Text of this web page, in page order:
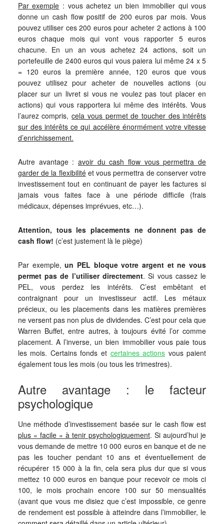
Par exemple : vous achetez un bien immobilier qui vous
donne un cash flow positif de 200 euros par mois. Vous
pouvez utiliser ces 200 euros pour acheter 2 actions à 100
euros chaque mois qui vont vous rapporter 5 euros
chacune. En un an vous achetez 24 actions, soit un
portefeuille de 2400 euros qui vous paiera lui même 24 x 5
= 120 euros la première année, 120 euros que vous
pouvez utilisez pour acheter de nouvelles actions (ou
placer sur un livret si vous ne voulez pas tout placer en
actions) qui vous rapportera lui même des intérêts. Vous
l’aurez compris,cela vous permet de toucher des intérêts
sur des intérêts ce qui accélère énormément votre vitesse
d’enrichissement.
Autre avantage : avoir du cash flow vous permettra de
garder de la flexibilitéet vous permettra de conserver votre
investissement tout en continuant de payer les factures si
jamais vous faites face à une période difficile (frais
médicaux, dépenses imprévues, etc…).
Attention, tous les placements ne donnent pas de
cash flow! (c’est justement là le piège)
Par exemple,un PEL bloque votre argent et ne vous
permet pas de l’utiliser directement. Si vous cassez le
PEL, vous perdez les intérêts. C’est embêtant et
contraignant pour un investisseur actif. Les métaux
précieux, ou les placements dans les matières premières
ne versent pas non plus de dividendes. C’est pour cela que
Warren Buffet, entre autres, à toujours évité l’or comme
placement. A l’inverse, un bien immobilier vous paie tous
les mois. Certains fonds et certaines actions vous paient
également tous les mois (ou tous les trimestres).
Autre avantage : le facteur
psychologique
Une méthode d’investissement basée sur le cash flow est
plus « facile » à tenir psychologiquement. Si aujourd’hui je
vous demande de mettre 10 000 euros en banque et de ne
pas les toucher pendant 10 ans et éventuellement de
récupérer 15 000 à la fin, cela sera plus dur que si vous
mettez 10 000 euros en banque pour recevoir ce mois ci
100, le mois prochain encore 100 sur 50 mensualités
(avant que vous me disiez que c’est impossible, ce genre
de rendement est possible à atteindre dans l’immobilier, le